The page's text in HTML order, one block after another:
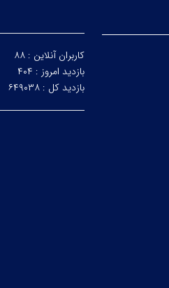
کاربران آنلاین : ۸۸
بازدید امروز : ۴۰۴
بازدید کل : ۶۴۹۰۳۸